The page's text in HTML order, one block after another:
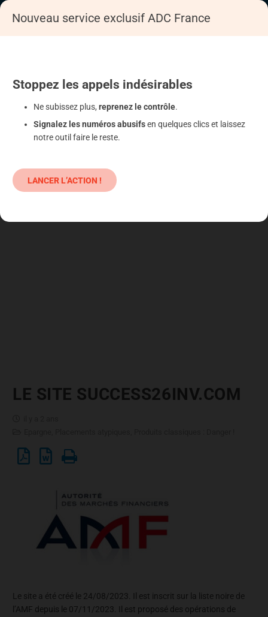
LE SITE SUCCESS26INV.COM
Le site a été créé le 24/08/2023. Il est inscrit sur la liste noire de
l’AMF depuis le 07/11/2023. Il est proposé des opérations de
Nouveau service exclusif ADC France
Stoppez les appels indésirables
Ne subissez plus, reprenez le contrôle.
Signalez les numéros abusifsen quelques clics et laissez
notre outil faire le reste.
LANCER L’ACTION !